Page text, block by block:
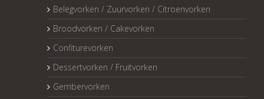
Belegvorken / Zuurvorken / Citroenvorken
Broodvorken / Cakevorken
Confiturevorken
Dessertvorken / Fruitvorken
Gembervorken